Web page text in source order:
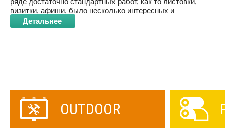
визитки, афиши, было несколько интересных и
масштабных работ, которые мы и хотим показать.
- подставки для крема, разработанные и
Детальнее
OUTDOOR